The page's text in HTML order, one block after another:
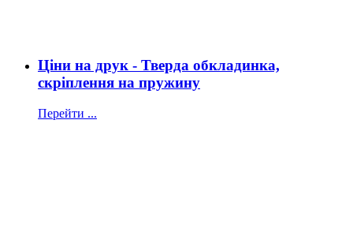
Ціни на друк - Тверда обкладинка,
скріплення на пружину
Перейти ...